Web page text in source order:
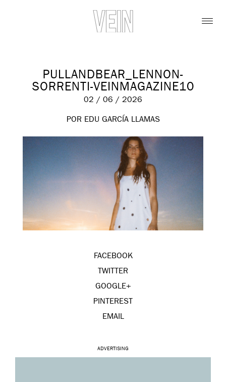
PULLANDBEAR_LENNON-
SORRENTI-VEINMAGAZINE10
02 / 06 / 2026
POR EDU GARCÍA LLAMAS
FACEBOOK
TWITTER
GOOGLE+
PINTEREST
EMAIL
ADVERTISING